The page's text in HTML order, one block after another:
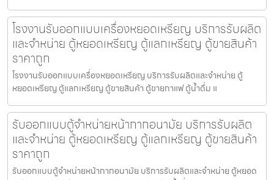
โรงงานรับออกแบบเครื่องหยอดเหรียญ บริการรับผลิต
และจำหน่าย ตู้หยอดเหรียญ ตู้แลกเหรียญ ตู้ขายสินค้า
ราคาถูก
โรงงานรับออกแบบเครื่องหยอดเหรียญ บริการรับผลิตและจำหน่าย ตู้
หยอดเหรียญ ตู้แลกเหรียญ ตู้ขายสินค้า ตู้ขายกาแฟ ตู้น้ำดื่ม แ
รับออกแบบตู้จำหน่ายหน้ากากอนามัย บริการรับผลิต
และจำหน่าย ตู้หยอดเหรียญ ตู้แลกเหรียญ ตู้ขายสินค้า
ราคาถูก
รับออกแบบตู้จำหน่ายหน้ากากอนามัย บริการรับผลิตและจำหน่าย ตู้หยอด